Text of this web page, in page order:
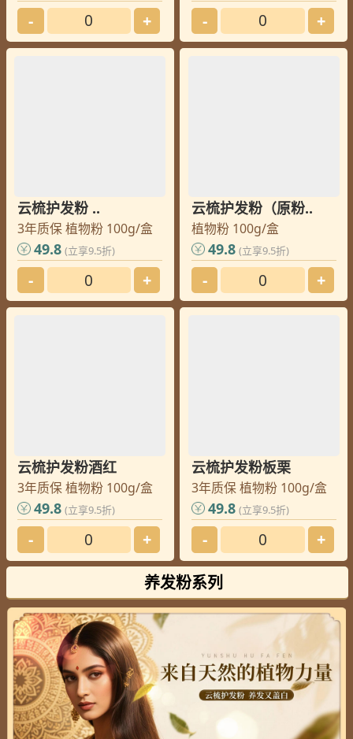
- + - +
云梳护发粉 ..
3年质保 植物粉 100g/盒
49.8 (立享9.5折)
- +
云梳护发粉（原粉..
植物粉 100g/盒
49.8 (立享9.5折)
- +
云梳护发粉酒红
3年质保 植物粉 100g/盒
49.8 (立享9.5折)
- +
云梳护发粉板栗
3年质保 植物粉 100g/盒
49.8 (立享9.5折)
- +
养发粉系列